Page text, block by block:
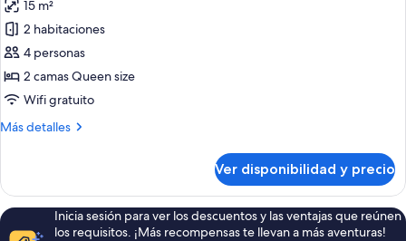
fotos
de
Cabaña
superior
15 m²
2 habitaciones
4 personas
2 camas Queen size
Wifi gratuito
Más detalles
Más
superior
Ver disponibilidad y precio
Inicia sesión para ver los descuentos y las ventajas que reúnen
los requisitos. ¡Más recompensas te llevan a más aventuras!